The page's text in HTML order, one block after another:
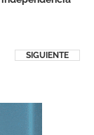
SIGUIENTE